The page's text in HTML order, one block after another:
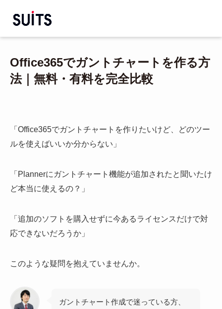
Office365でガントチャートを作る方
法｜無料・有料を完全比較
「Office365でガントチャートを作りたいけど、どのツー
ルを使えばいいか分からない」
「Plannerにガントチャート機能が追加されたと聞いたけ
ど本当に使えるの？」
「追加のソフトを購入せずに今あるライセンスだけで対
応できないだろうか」
このような疑問を抱えていませんか。
ガントチャート作成で迷っている方、